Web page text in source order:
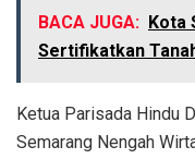
BACA JUGA: Kota
Sertifikatkan
Ketua Parisada Hindu
Semarang Nengah